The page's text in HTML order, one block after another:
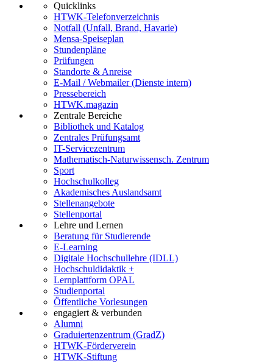
Quicklinks
HTWK-Telefonverzeichnis
Notfall (Unfall, Brand, Havarie)
Mensa-Speiseplan
Stundenpläne
Prüfungen
Standorte & Anreise
E-Mail / Webmailer (Dienste intern)
Pressebereich
HTWK.magazin
Zentrale Bereiche
Bibliothek und Katalog
Zentrales Prüfungsamt
IT-Servicezentrum
Mathematisch-Naturwissensch. Zentrum
Sport
Hochschulkolleg
Akademisches Auslandsamt
Stellenangebote
Stellenportal
Lehre und Lernen
Beratung für Studierende
E-Learning
Digitale Hochschullehre (IDLL)
Hochschuldidaktik +
Lernplattform OPAL
Studienportal
Öffentliche Vorlesungen
engagiert & verbunden
Alumni
Graduiertenzentrum (GradZ)
HTWK-Förderverein
HTWK-Stiftung